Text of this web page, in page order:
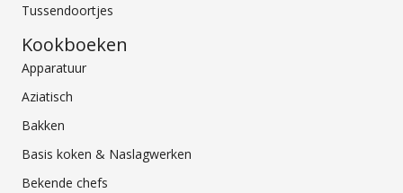
Tussendoortjes
Kookboeken
Apparatuur
Aziatisch
Bakken
Basis koken & Naslagwerken
Bekende chefs